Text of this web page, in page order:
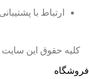
ارتباط با پشتیبانی
کلیه حقوق این
فروشگاه